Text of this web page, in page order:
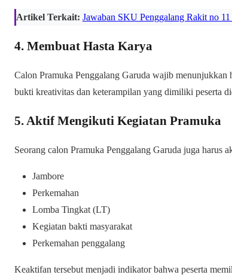
Artikel Terkait: Jawaban SKU Penggalang Rakit no 11
4. Membuat Hasta Karya
Calon Pramuka Penggalang Garuda wajib
bukti kreativitas dan keterampilan yang dimiliki peserta
5. Aktif Mengikuti Kegiatan Pramuka
Seorang calon Pramuka Penggalang Garuda juga harus
Jambore
Perkemahan
Lomba Tingkat (LT)
Kegiatan bakti masyarakat
Perkemahan penggalang
Keaktifan tersebut menjadi indikator bahwa peserta